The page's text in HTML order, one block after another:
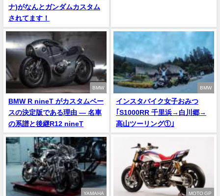
ナ)がなんとガンダムカスタム
されてます！
BMW
BMW R nineT がカスタムベー
スの決定版である理由 ― 名車
の系譜と後継R12 nineT
BMW
インスタバイク女子おみつ
｢S1000RR 千里浜→白川郷→
高山ツーリング①｣
YAMAHA MOTO GP